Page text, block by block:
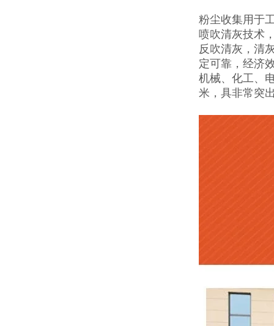
粉尘收集用于
喷吹清灰技术
反吹清灰，清
定可靠，经济
机械、化工、
米，具非常突